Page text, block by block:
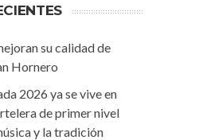
su calidad de
Hornero
2026 ya se vive en
de primer nivel
y la tradición